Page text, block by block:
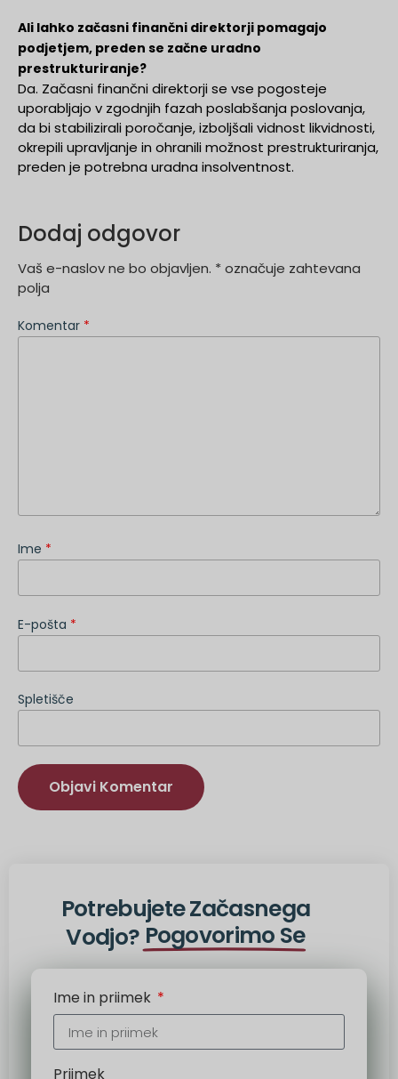
Ali lahko začasni finančni direktorji pomagajo
podjetjem, preden se začne uradno
prestrukturiranje?
Da. Začasni finančni direktorji se vse pogosteje
uporabljajo v zgodnjih fazah poslabšanja poslovanja,
da bi stabilizirali poročanje, izboljšali vidnost likvidnosti,
okrepili upravljanje in ohranili možnost prestrukturiranja,
preden je potrebna uradna insolventnost.
Dodaj odgovor
Vaš e-naslov ne bo objavljen. * označuje zahtevana
polja
Komentar *
Ime *
E-pošta *
Spletišče
Potrebujete Začasnega
Vodjo? Pogovorimo Se
Ime in priimek
Priimek